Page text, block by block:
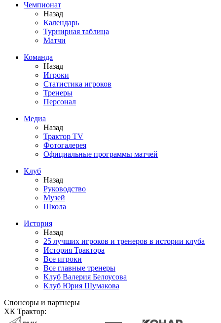
Чемпионат
Назад
Календарь
Турнирная таблица
Матчи
Команда
Назад
Игроки
Статистика игроков
Тренеры
Персонал
Медиа
Назад
Трактор TV
Фотогалерея
Официальные программы матчей
Клуб
Назад
Руководство
Музей
Школа
История
Назад
25 лучших игроков и тренеров в истории клуба
История Трактора
Все игроки
Все главные тренеры
Клуб Валерия Белоусова
Клуб Юрия Шумакова
Спонсоры и партнеры
ХК Трактор: